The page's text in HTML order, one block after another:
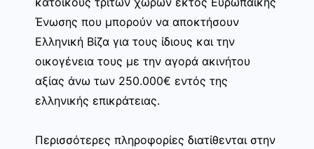
Ένωσης που μπορούν να αποκτήσουν
Ελληνική Βίζα για τους ίδιους και την
οικογένεια τους με την αγορά ακινήτου
αξίας άνω των 250.000€ εντός της
ελληνικής επικράτειας.
Περισσότερες πληροφορίες διατίθενται στην